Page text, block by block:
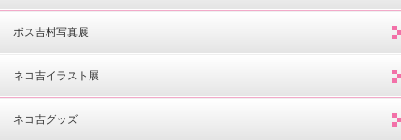
ボス吉村写真展
ネコ吉イラスト展
ネコ吉グッズ